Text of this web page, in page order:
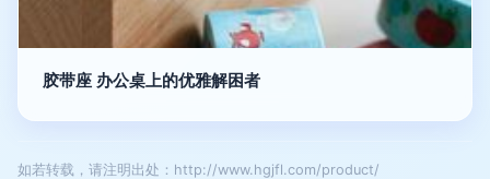
胶带座 办公桌上的优雅解困者
如若转载，请注明出处：http://www.hgjfl.com/product/